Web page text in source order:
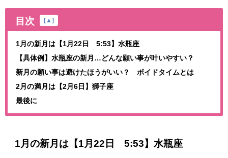
目次 [ ▲ ]
1月の新月は【1月22日 5:53】水瓶座
【具体例】水瓶座の新月…どんな願い事が叶いやすい？
新月の願い事は避けたほうがいい？ ボイドタイムとは
2月の満月は【2月6日】獅子座
最後に
1月の新月は【1月22日 5:53】水瓶座